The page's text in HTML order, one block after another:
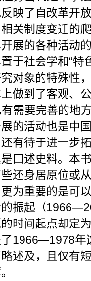
映了自改革开
关制度变迁的
展的各种活动
于社会学和“
对象的特殊性
做到了客观、
需要完善的地
的活动也是中
有待于进一步
口述史料。本
还身居原位或
为重要的是可
的振起（
时间起点却定
1966—1978年
述及，且仅有